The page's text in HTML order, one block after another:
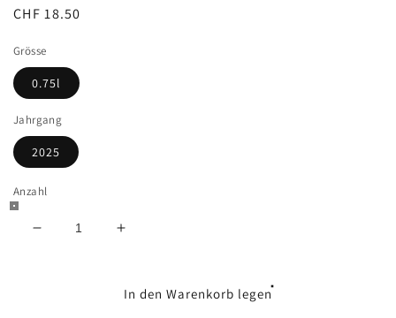
Normaler
CHF 18.50
Grösse
0.75l
Jahrgang
2025
Anzahl
Verringere
Erhöhe
für
In den Warenkorb legen